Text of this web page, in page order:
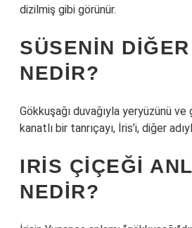
dizilmiş gibi görünür.
SÜSENIN
NEDIR?
Gökkuşağı duvağıyla yeryüzünü
kanatlı bir tanrıçayı, İris’i, diğer
IRIS ÇIÇEĞI
NEDIR?